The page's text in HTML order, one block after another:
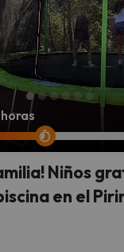
Niños
en el